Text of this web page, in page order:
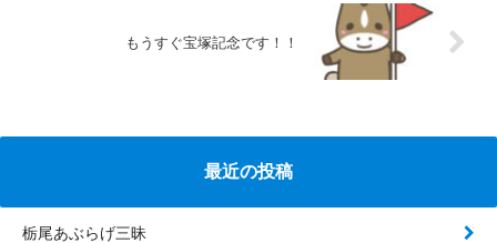
もうすぐ宝塚記念です！！
最近の投稿
栃尾あぶらげ三昧